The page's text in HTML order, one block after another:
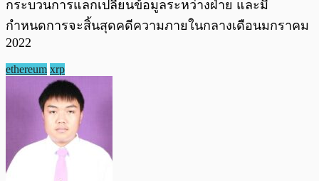
กระบวนการแลกเปลี่ยนข้อมูลระหว่างฝ่าย และมี
กำหนดการจะสิ้นสุดคดีความภายในกลางเดือนมกราคม
2022
ethereum xrp